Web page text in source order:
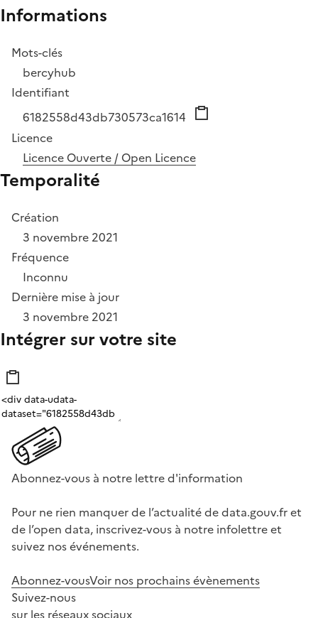
Informations
Mots-clés
bercyhub
Identifiant
6182558d43db730573ca1614
Licence
Licence Ouverte / Open Licence
Temporalité
Création
3 novembre 2021
Fréquence
Inconnu
Dernière mise à jour
3 novembre 2021
Intégrer sur votre site
Abonnez-vous à notre lettre d'information
Pour ne rien manquer de l’actualité de data.gouv.fr et
de l’open data, inscrivez-vous à notre infolettre et
suivez nos événements.
Abonnez-vousVoir nos prochains évènements
Suivez-nous